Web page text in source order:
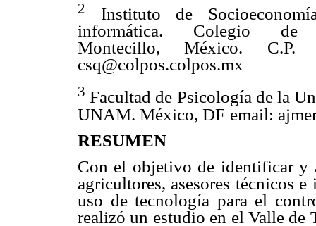
2
Instituto de
informática. Colegio de
Montecillo, México. C.P.
csq@colpos.colpos.mx
3 Facultad de Psicología de la
UNAM. México, DF email:
RESUMEN
Con el objetivo de identificar y
agricultores, asesores técnicos
uso de tecnología para el
realizó un estudio en el Valle de